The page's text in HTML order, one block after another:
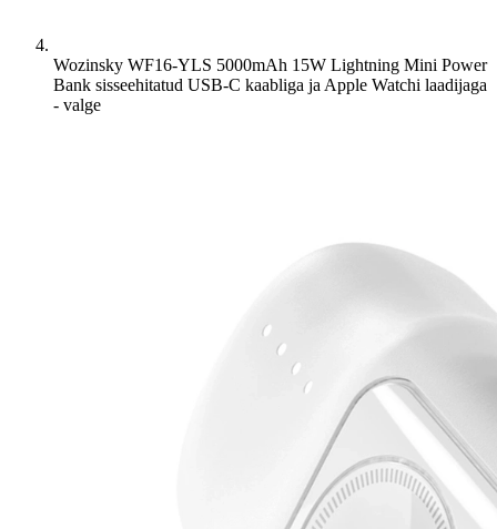
Wozinsky WF16-YLS 5000mAh 15W Lightning Mini Power
Bank sisseehitatud USB-C kaabliga ja Apple Watchi laadijaga
- valge